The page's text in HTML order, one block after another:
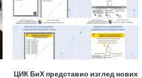
ЦИК БиХ представио изглед нових